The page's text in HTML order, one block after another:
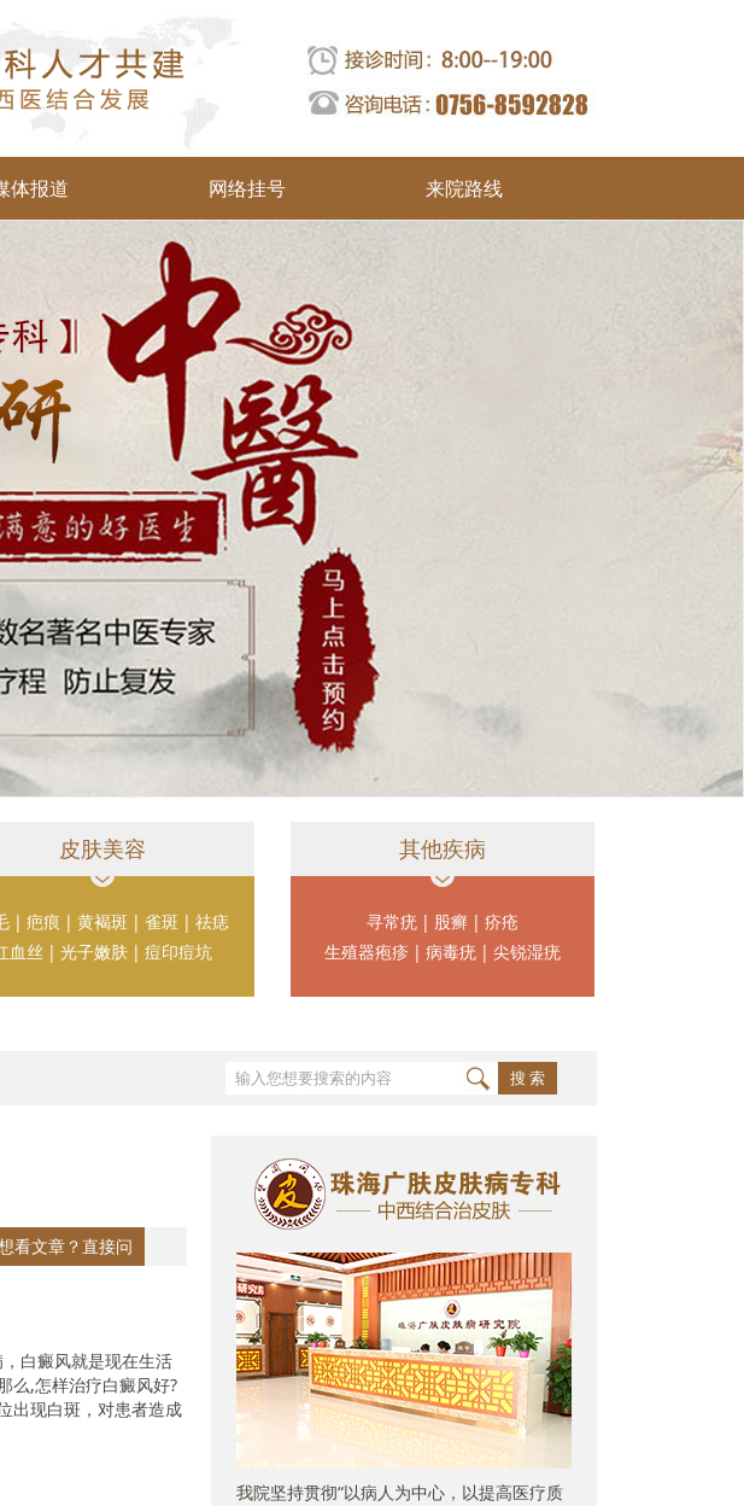
体报道 网络挂号 来院路线
皮肤美容
| 疤痕 | 黄褐斑 | 雀斑 | 祛痣
血丝 | 光子嫩肤 | 痘印痘坑
其他疾病
寻常疣 | 股癣 | 疥疮
生殖器疱疹 | 病毒疣 | 尖锐湿疣
看文章？直接问
白癜风就是现在生活
么,怎样治疗白癜风好?
出现白斑，对患者造成
我院坚持贯彻“以病人为中心，以提高医疗质